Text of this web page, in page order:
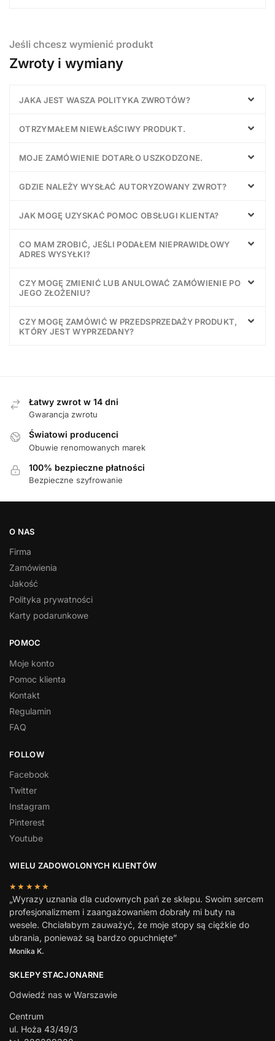
Jeśli chcesz wymienić produkt
Zwroty i wymiany
JAKA JEST WASZA POLITYKA ZWROTÓW?
OTRZYMAŁEM NIEWŁAŚCIWY PRODUKT.
MOJE ZAMÓWIENIE DOTARŁO USZKODZONE.
GDZIE NALEŻY WYSŁAĆ AUTORYZOWANY ZWROT?
JAK MOGĘ UZYSKAĆ POMOC OBSŁUGI KLIENTA?
CO MAM ZROBIĆ, JEŚLI PODAŁEM NIEPRAWIDŁOWY
ADRES WYSYŁKI?
CZY MOGĘ ZMIENIĆ LUB ANULOWAĆ ZAMÓWIENIE PO
JEGO ZŁOŻENIU?
CZY MOGĘ ZAMÓWIĆ W PRZEDSPRZEDAŻY PRODUKT,
KTÓRY JEST WYPRZEDANY?
Łatwy zwrot w 14 dni
Gwarancja zwrotu
Światowi producenci
Obuwie renomowanych marek
100% bezpieczne płatności
Bezpieczne szyfrowanie
O NAS
Firma
Zamówienia
Jakość
Polityka prywatności
Karty podarunkowe
POMOC
Moje konto
Pomoc klienta
Kontakt
Regulamin
FAQ
FOLLOW
Facebook
Twitter
Instagram
Pinterest
Youtube
WIELU ZADOWOLONYCH KLIENTÓW
★★★★★
„Wyrazy uznania dla cudownych pań ze sklepu. Swoim sercem
profesjonalizmem i zaangażowaniem dobrały mi buty na
wesele. Chciałabym zauważyć, że moje stopy są ciężkie do
ubrania, ponieważ są bardzo opuchnięte”
Monika K.
SKLEPY STACJONARNE
Odwiedź nas w Warszawie
Centrum
ul. Hoża 43/49/3